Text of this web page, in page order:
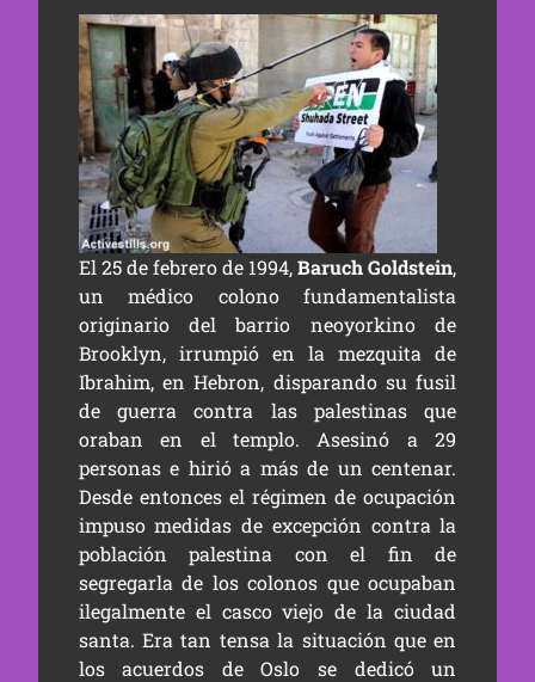
El 25 de febrero de 1994,Baruch Goldstein,
un médico colono fundamentalista
originario del barrio neoyorkino de
Brooklyn, irrumpió en la mezquita de
Ibrahim, en Hebron, disparando su fusil
de guerra contra las palestinas que
oraban en el templo. Asesinó a 29
personas e hirió a más de un centenar.
Desde entonces el régimen de ocupación
impuso medidas de excepción contra la
población palestina con el fin de
segregarla de los colonos que ocupaban
ilegalmente el casco viejo de la ciudad
santa. Era tan tensa la situación que en
los acuerdos de Oslo se dedicó un